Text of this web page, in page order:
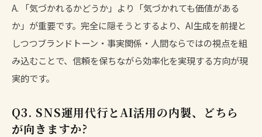
A. 「気づかれるかどうか」より「気づかれても価値がある
か」が重要です。完全に隠そうとするより、AI生成を前提と
しつつブランドトーン・事実関係・人間ならではの視点を組
み込むことで、信頼を保ちながら効率化を実現する方向が現
実的です。
Q3. SNS運用代行とAI活用の内製、どちら
が向きますか?